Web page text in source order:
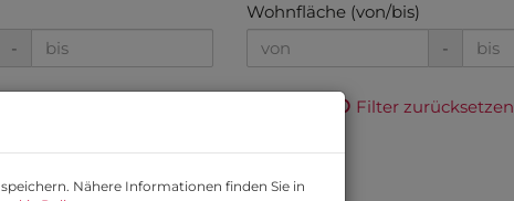
-
Wohnfläche (von/bis)
-
Filter zurücksetzen
Nähere Informationen finden Sie in